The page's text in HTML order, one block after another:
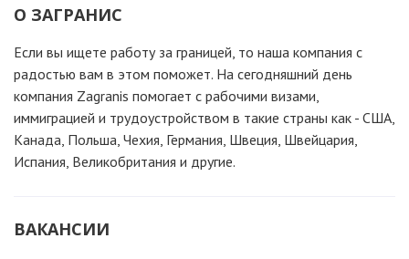
О ЗАГРАНИС
Если вы ищете работу за границей, то наша компания c
радостью вам в этом поможет. На сегодняшний день
компания Zagranis помогает с рабочими визами,
иммиграцией и трудоустройством в такие страны как - США,
Канада, Польша, Чехия, Германия, Швеция, Швейцария,
Испания, Великобритания и другие.
ВАКАНСИИ